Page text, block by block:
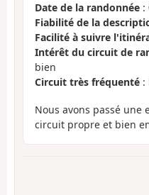
Date de la randonnée :
Fiabilité de la
Facilité à suivre
Intérêt du circuit de
bien
Circuit très fréquenté :
Nous avons passé une
circuit propre et bien